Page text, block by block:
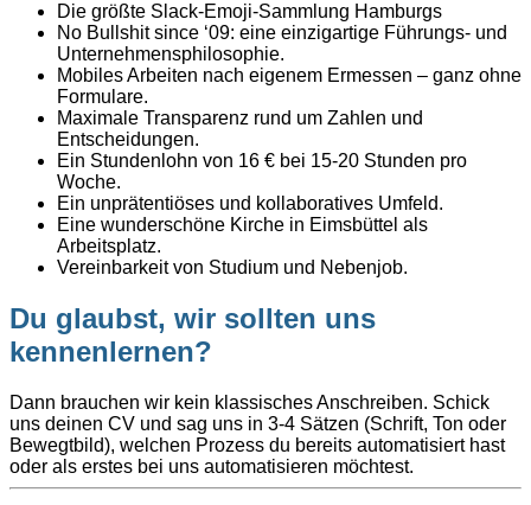
Die größte Slack-Emoji-Sammlung Hamburgs
No Bullshit since ‘09: eine einzigartige Führungs- und
Unternehmensphilosophie.
Mobiles Arbeiten nach eigenem Ermessen – ganz ohne
Formulare.
Maximale Transparenz rund um Zahlen und
Entscheidungen.
Ein Stundenlohn von 16 € bei 15-20 Stunden pro
Woche.
Ein unprätentiöses und kollaboratives Umfeld.
Eine wunderschöne Kirche in Eimsbüttel als
Arbeitsplatz.
Vereinbarkeit von Studium und Nebenjob.
Du glaubst, wir sollten uns
kennenlernen?
Dann brauchen wir kein klassisches Anschreiben. Schick
uns deinen CV und sag uns in 3-4 Sätzen (Schrift, Ton oder
Bewegtbild), welchen Prozess du bereits automatisiert hast
oder als erstes bei uns automatisieren möchtest.